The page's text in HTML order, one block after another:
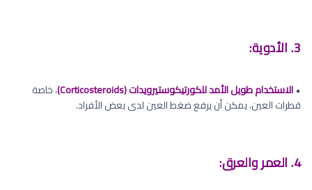
3. الأدوية:
•الاستخدام طويل الأمد للكورتيكوستيرويدات (Corticosteroids)
، خاصة
قطرات العين، يمكن أن يرفع ضغط العين لدى بعض الأفراد.
4. العمر والعرق: